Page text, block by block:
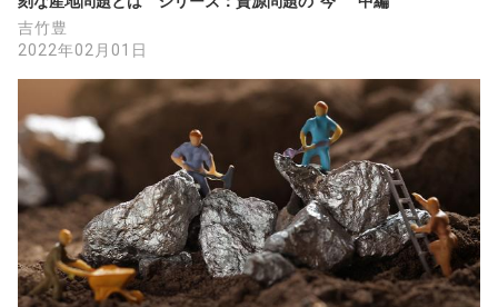
吉竹豊
2022年02月01日